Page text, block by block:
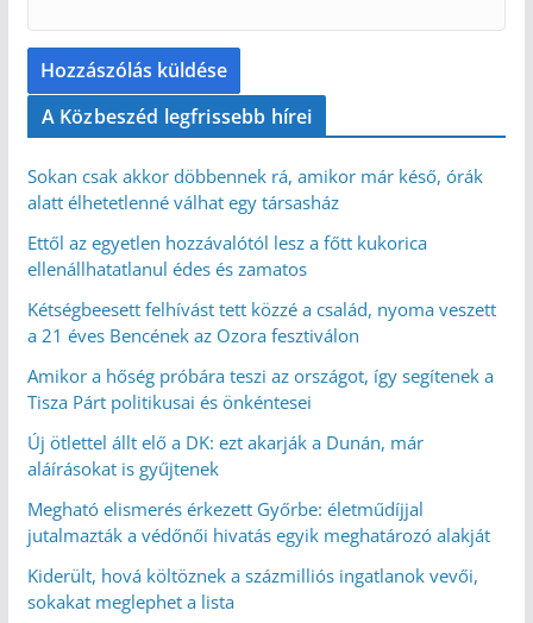
A Közbeszéd legfrissebb hírei
Sokan csak akkor döbbennek rá, amikor már késő, órák
alatt élhetetlenné válhat egy társasház
Ettől az egyetlen hozzávalótól lesz a főtt kukorica
ellenállhatatlanul édes és zamatos
Kétségbeesett felhívást tett közzé a család, nyoma veszett
a 21 éves Bencének az Ozora fesztiválon
Amikor a hőség próbára teszi az országot, így segítenek a
Tisza Párt politikusai és önkéntesei
Új ötlettel állt elő a DK: ezt akarják a Dunán, már
aláírásokat is gyűjtenek
Megható elismerés érkezett Győrbe: életműdíjjal
jutalmazták a védőnői hivatás egyik meghatározó alakját
Kiderült, hová költöznek a százmilliós ingatlanok vevői,
sokakat meglephet a lista